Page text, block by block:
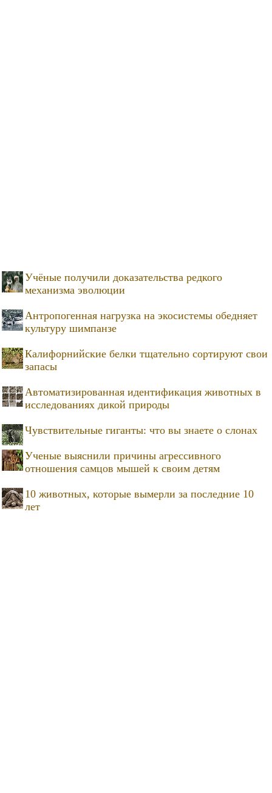
Учёные получили доказательства редкого
механизма эволюции
Антропогенная нагрузка на экосистемы обедняет
культуру шимпанзе
Калифорнийские белки тщательно сортируют свои
запасы
Автоматизированная идентификация животных в
исследованиях дикой природы
Чувствительные гиганты: что вы знаете о слонах
Ученые выяснили причины агрессивного
отношения самцов мышей к своим детям
10 животных, которые вымерли за последние 10
лет